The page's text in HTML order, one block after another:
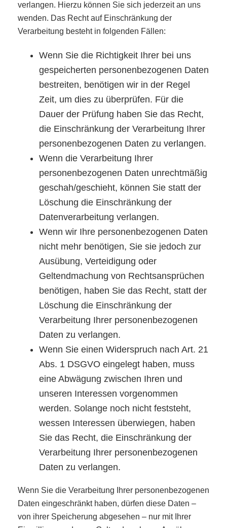
verlangen. Hierzu können Sie sich jederzeit an uns
wenden. Das Recht auf Einschränkung der
Verarbeitung besteht in folgenden Fällen:
Wenn Sie die Richtigkeit Ihrer bei uns
gespeicherten personenbezogenen Daten
bestreiten, benötigen wir in der Regel
Zeit, um dies zu überprüfen. Für die
Dauer der Prüfung haben Sie das Recht,
die Einschränkung der Verarbeitung Ihrer
personenbezogenen Daten zu verlangen.
Wenn die Verarbeitung Ihrer
personenbezogenen Daten unrechtmäßig
geschah/geschieht, können Sie statt der
Löschung die Einschränkung der
Datenverarbeitung verlangen.
Wenn wir Ihre personenbezogenen Daten
nicht mehr benötigen, Sie sie jedoch zur
Ausübung, Verteidigung oder
Geltendmachung von Rechtsansprüchen
benötigen, haben Sie das Recht, statt der
Löschung die Einschränkung der
Verarbeitung Ihrer personenbezogenen
Daten zu verlangen.
Wenn Sie einen Widerspruch nach Art. 21
Abs. 1 DSGVO eingelegt haben, muss
eine Abwägung zwischen Ihren und
unseren Interessen vorgenommen
werden. Solange noch nicht feststeht,
wessen Interessen überwiegen, haben
Sie das Recht, die Einschränkung der
Verarbeitung Ihrer personenbezogenen
Daten zu verlangen.
Wenn Sie die Verarbeitung Ihrer personenbezogenen
Daten eingeschränkt haben, dürfen diese Daten –
von ihrer Speicherung abgesehen – nur mit Ihrer